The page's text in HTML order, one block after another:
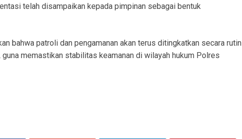
telah disampaikan kepada pimpinan sebagai bentuk
bahwa patroli dan pengamanan akan terus ditingkatkan secara rutin
memastikan stabilitas keamanan di wilayah hukum Polres